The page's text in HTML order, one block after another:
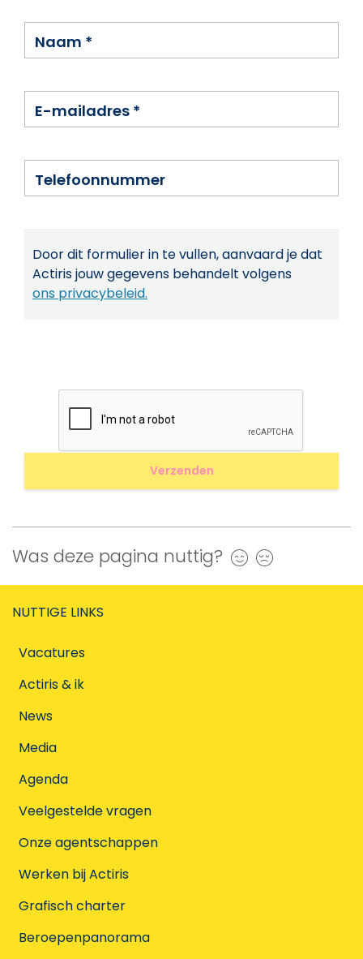
Naam *
E-mailadres *
Telefoonnummer
Door dit formulier in te vullen, aanvaard je dat
Actiris jouw gegevens behandelt volgens
ons privacybeleid.
Was deze pagina nuttig? Ja
NUTTIGE LINKS
Vacatures
Actiris & ik
News
Media
Agenda
Veelgestelde vragen
Onze agentschappen
Werken bij Actiris
Grafisch charter
Beroepenpanorama